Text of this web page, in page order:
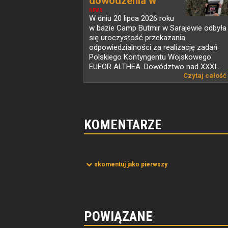
NEWS
PKW...
W dniu 20 lipca 2026 roku
w bazie Camp Butmir w Sarajewie odbyła
się uroczystość przekazania
odpowiedzialności za realizację zadań
Polskiego Kontyngentu Wojskowego
EUFOR ALTHEA. Dowództwo nad XXXI...
Czytaj całość
KOMENTARZE
skomentuj jako pierwszy
POWIĄZANE